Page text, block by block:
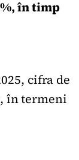
în timp
cifra de
în termeni